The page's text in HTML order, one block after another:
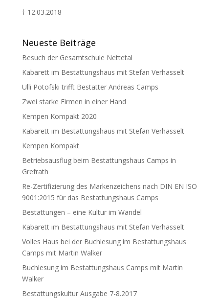
† 12.03.2018
Neueste Beiträge
Besuch der Gesamtschule Nettetal
Kabarett im Bestattungshaus mit Stefan Verhasselt
Ulli Potofski trifft Bestatter Andreas Camps
Zwei starke Firmen in einer Hand
Kempen Kompakt 2020
Kabarett im Bestattungshaus mit Stefan Verhasselt
Kempen Kompakt
Betriebsausflug beim Bestattungshaus Camps in
Grefrath
Re-Zertifizierung des Markenzeichens nach DIN EN ISO
9001:2015 für das Bestattungshaus Camps
Bestattungen – eine Kultur im Wandel
Kabarett im Bestattungshaus mit Stefan Verhasselt
Volles Haus bei der Buchlesung im Bestattungshaus
Camps mit Martin Walker
Buchlesung im Bestattungshaus Camps mit Martin
Walker
Bestattungskultur Ausgabe 7-8.2017